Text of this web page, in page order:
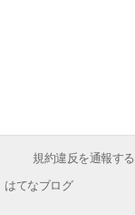
規約違反を通報する
はてなブログ